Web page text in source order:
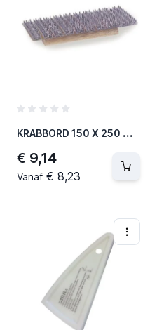
K
RABBORD 150 X 250 MM / 480 PUNTEN VAN 8 MM (6 PER OVERDOOS)
€ 9,14
Vanaf € 8,23